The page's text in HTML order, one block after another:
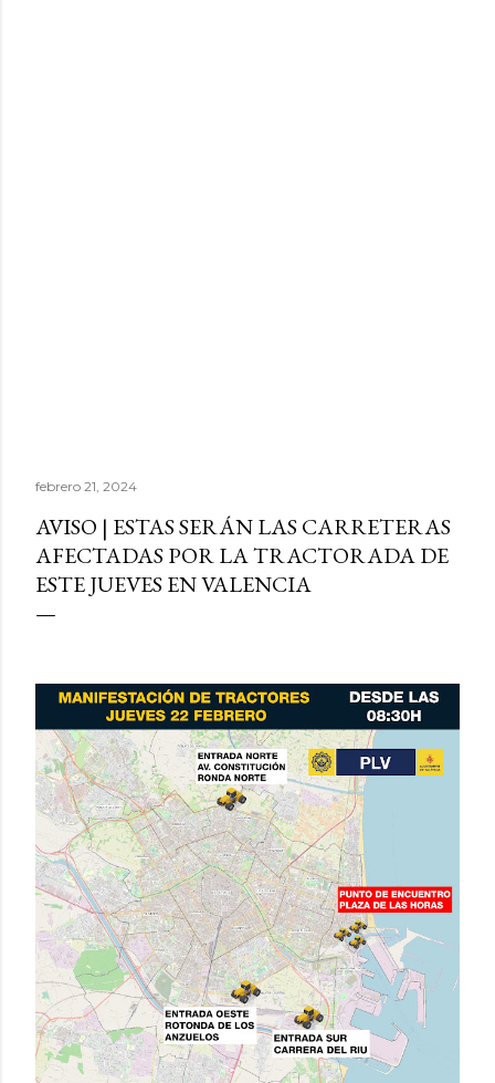
febrero 21, 2024
AVISO | ESTAS SERÁN LAS CARRETERAS
AFECTADAS POR LA TRACTORADA DE
ESTE JUEVES EN VALENCIA